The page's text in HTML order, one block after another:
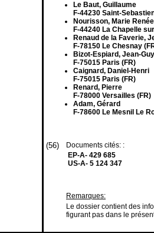
Le Baut, Guillaume
F-44230 Saint-
Nourisson, Marie Renée
F-44240 La Chapelle
Renaud de la Faverie,
F-78150 Le Chesnay
Bizot-Espiard, Jean-Guy
F-75015 Paris (FR)
Caignard, Daniel-Henri
F-75015 Paris (FR)
Renard, Pierre
F-78000 Versailles (FR)
Adam, Gérard
F-78600 Le Mesnil Le
(56)
Documents cités: :
EP-A- 429 685
US-A- 5 124 347
Remarques:
Le dossier contient des
figurant pas dans le